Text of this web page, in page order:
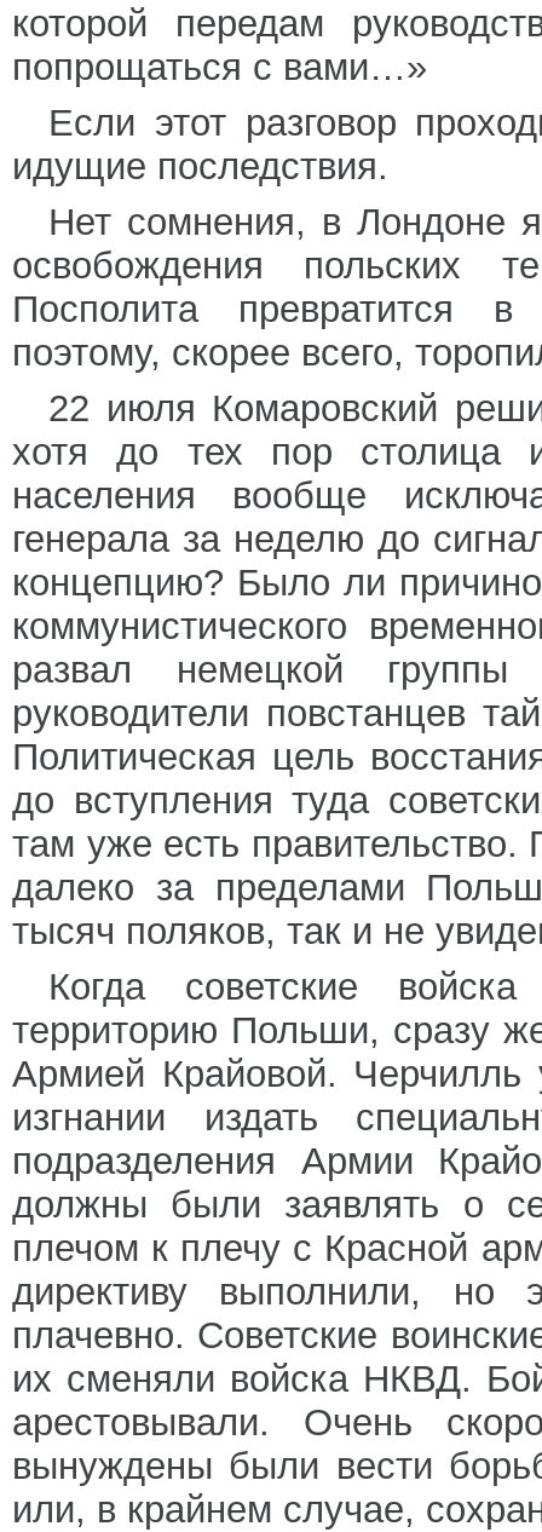
которой передам
попрощаться с вами…»
Если этот разговор
идущие последствия.
Нет сомнения, в Лондоне
освобождения польских
Посполита превратится
поэтому, скорее всего,
22 июля Комаровский
хотя до тех пор столица
населения вообще
генерала за неделю до
концепцию? Было ли
коммунистического
развал немецкой
руководители повстанцев
Политическая цель
до вступления туда
там уже есть
далеко за пределами
тысяч поляков, так и не
Когда советские
территорию Польши, сразу
Армией Крайовой. Черчилль
изгнании издать
подразделения Армии
должны были заявлять о
плечом к плечу с Красной
директиву выполнили, но
плачевно. Советские
их сменяли войска НКВД.
арестовывали. Очень
вынуждены были вести
или, в крайнем случае,